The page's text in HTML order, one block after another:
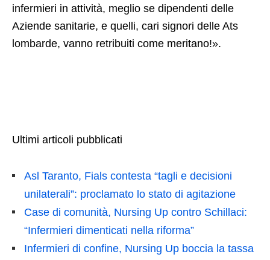
infermieri in attività, meglio se dipendenti delle
Aziende sanitarie, e quelli, cari signori delle Ats
lombarde, vanno retribuiti come meritano!».
Ultimi articoli pubblicati
Asl Taranto, Fials contesta “tagli e decisioni
unilaterali”: proclamato lo stato di agitazione
Case di comunità, Nursing Up contro Schillaci:
“Infermieri dimenticati nella riforma”
Infermieri di confine, Nursing Up boccia la tassa